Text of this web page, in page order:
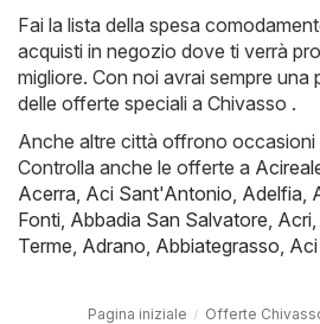
Fai la lista della spesa
acquisti in negozio dove ti verrà
migliore. Con noi avrai sempre una
delle offerte speciali a Chivasso .
Anche altre città offrono occasioni
Controlla anche le offerte a
Acerra Aci Sant'Antonio Adelfia
Fonti Abbadia San Salvatore Acri
Terme Adrano Abbiategrasso
Pagina iniziale Offerte